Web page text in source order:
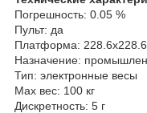
Погрешность: 0.05 %
Пульт: да
Платформа:
Назначение:
Тип: электронные весы
Мах вес: 100 кг
Дискретность: 5 г